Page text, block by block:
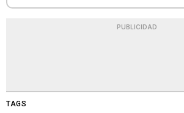
PUBLICIDAD
TAGS